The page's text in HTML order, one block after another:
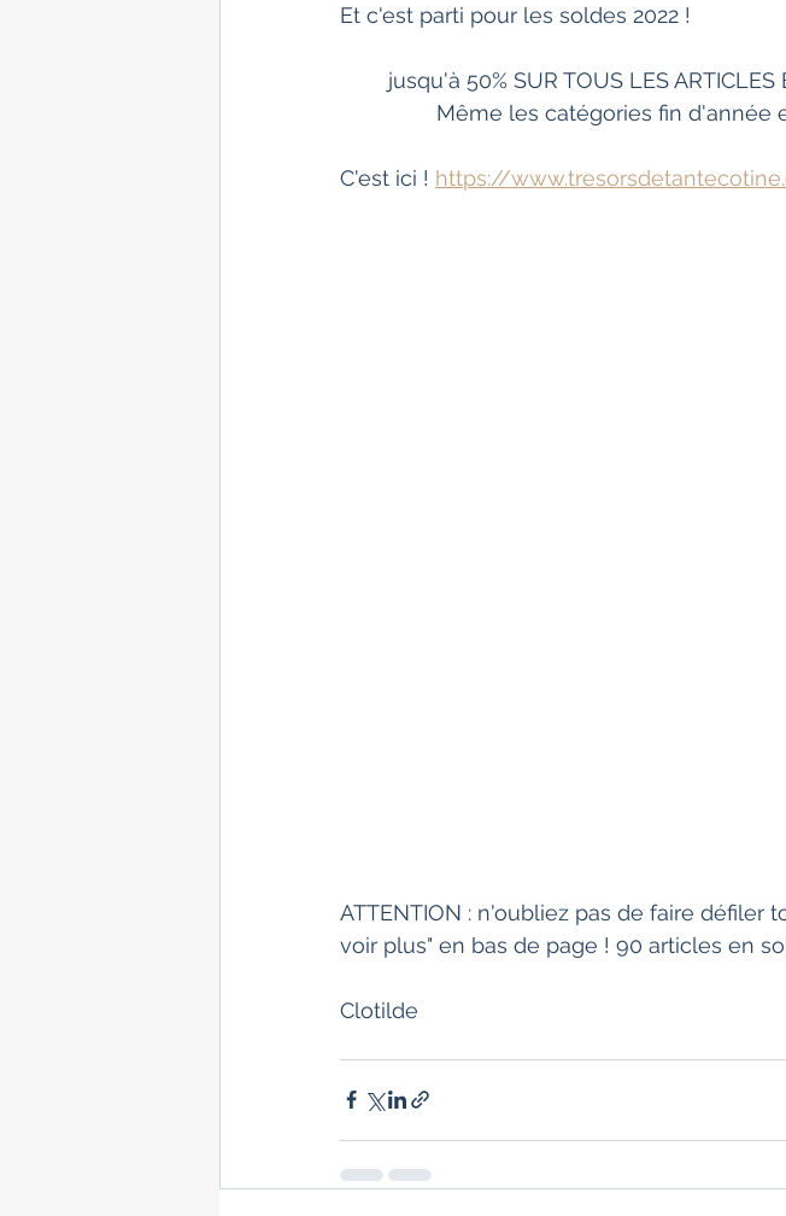
Et c'est parti pour les soldes 2022 !
jusqu'à 50% SUR TOUS LES ARTICLES
Même les catégories fin d'année
C'est ici ! https://
ATTENTION : n'oubliez pas de faire défiler
voir plus" en bas de page ! 90 articles en
Clotilde